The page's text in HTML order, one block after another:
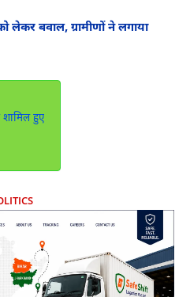
लेकर बवाल, ग्रामीणों ने लगाया
शामिल हुए